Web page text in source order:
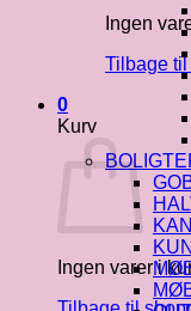
Ingen
Tilbage
0
Kurv
Ingen varer i